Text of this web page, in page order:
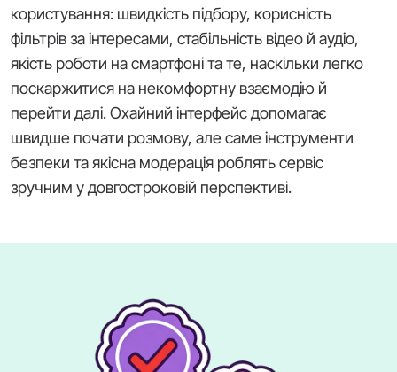
користування: швидкість підбору, корисність
фільтрів за інтересами, стабільність відео й аудіо,
якість роботи на смартфоні та те, наскільки легко
поскаржитися на некомфортну взаємодію й
перейти далі. Охайний інтерфейс допомагає
швидше почати розмову, але саме інструменти
безпеки та якісна модерація роблять сервіс
зручним у довгостроковій перспективі.